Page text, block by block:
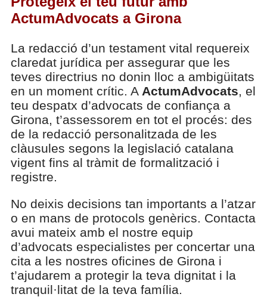
ActumAdvocats a Girona
La redacció d’un testament vital requereix
claredat jurídica per assegurar que les
teves directrius no donin lloc a ambigüitats
en un moment crític. A ActumAdvocats, el
teu despatx d’advocats de confiança a
Girona, t’assessorem en tot el procés: des
de la redacció personalitzada de les
clàusules segons la legislació catalana
vigent fins al tràmit de formalització i
registre.
No deixis decisions tan importants a l’atzar
o en mans de protocols genèrics. Contacta
avui mateix amb el nostre equip
d’advocats especialistes per concertar una
cita a les nostres oficines de Girona i
t’ajudarem a protegir la teva dignitat i la
tranquil·litat de la teva família.